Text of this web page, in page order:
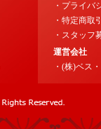
・プライバ
・特定商取
・スタッフ
運営会社
・(株)ベス